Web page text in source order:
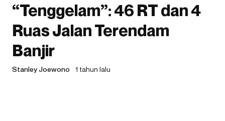
“Tenggelam”: 46 RT dan 4
Ruas Jalan Terendam
Banjir
Stanley Joewono 1 tahun lalu